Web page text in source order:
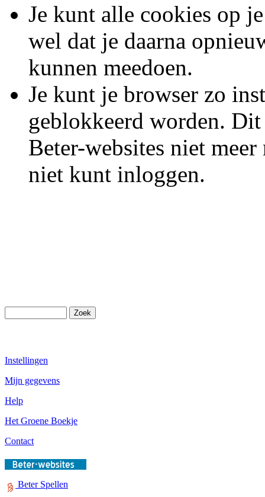
Je kunt alle cookies op
wel dat je daarna
kunnen meedoen.
Je kunt je browser zo
geblokkeerd worden.
Beter-websites niet
niet kunt inloggen.
Instellingen
Mijn gegevens
Help
Het Groene Boekje
Contact
Beter Spellen